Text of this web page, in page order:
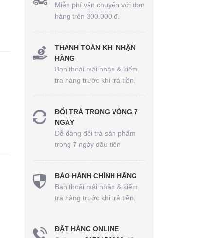
Miễn phí vận chuyển với đơn
hàng trên 300.000 đ.
THANH TOÁN KHI NHẬN
HÀNG
Bạn thoải mái nhận & kiểm
tra hàng trước khi trả tiền.
ĐỔI TRẢ TRONG VÒNG 7
NGÀY
Dễ dàng đổi trả sản phẩm
trong 7 ngày đầu tiên
BẢO HÀNH CHÍNH HÃNG
Bạn thoải mái nhận & kiểm
tra hàng trước khi trả tiền.
ĐẶT HÀNG ONLINE